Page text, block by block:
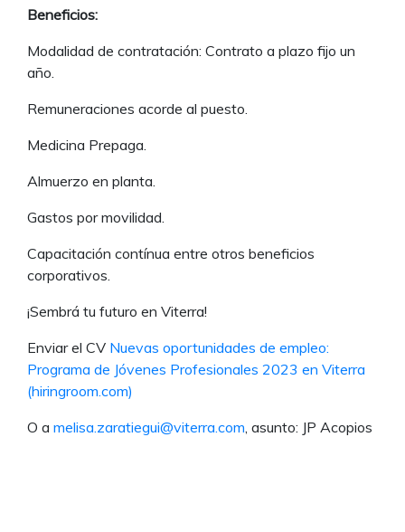
Beneficios:
Modalidad de contratación: Contrato a plazo fijo un
año.
Remuneraciones acorde al puesto.
Medicina Prepaga.
Almuerzo en planta.
Gastos por movilidad.
Capacitación contínua entre otros beneficios
corporativos.
¡Sembrá tu futuro en Viterra!
Enviar el CV Nuevas oportunidades de empleo:
Programa de Jóvenes Profesionales 2023 en Viterra
(hiringroom.com)
O a melisa.zaratiegui@viterra.com , asunto: JP Acopios